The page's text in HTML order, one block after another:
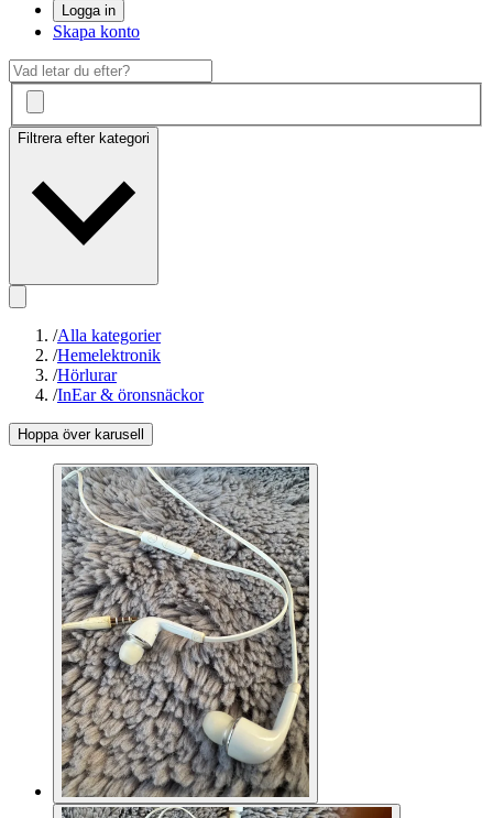
Logga in
Skapa konto
Filtrera efter kategori
/Alla kategorier
/Hemelektronik
/Hörlurar
/InEar & öronsnäckor
Hoppa över karusell